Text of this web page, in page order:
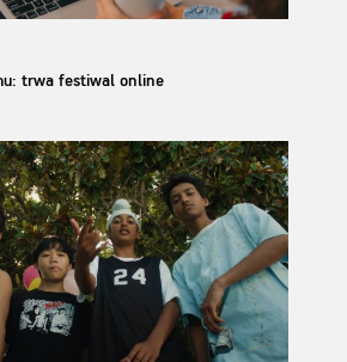
trwa festiwal online